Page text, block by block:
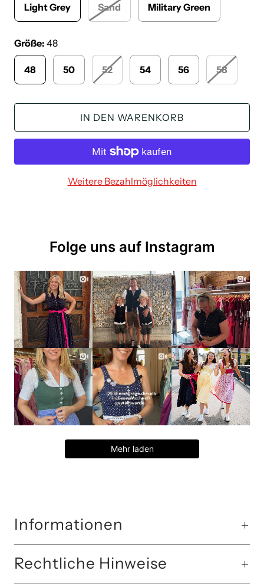
Light Grey Sand Military Green
Größe: 48
48 50 52 54 56 58
IN DEN WARENKORB
Weitere Bezahlmöglichkeiten
Folge uns auf Instagram
Mehr laden
Informationen
Rechtliche Hinweise